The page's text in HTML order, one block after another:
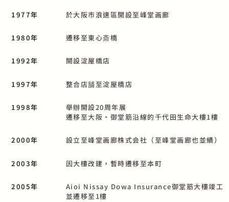
1977年 於大阪市浪速區開設至峰堂画廊
1980年 遷移至東心斎橋
1992年 開設淀屋橋店
1997年 整合店舗至淀屋橋店
1998年
舉辦開設20周年展
遷移至大阪・御堂筋沿線的千代田生命大樓1樓
2000年 設立至峰堂画廊株式会社（至峰堂画廊也並續）
2003年 因大樓改建，暫時遷移至本町
2005年
Aioi Nissay Dowa Insurance御堂筋大樓竣工
並遷移至1樓